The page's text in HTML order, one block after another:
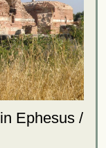
in Ephesus /